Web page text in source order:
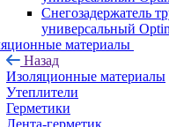
Снегозадержатель
универсальный
материалы
Назад
Изоляционные материалы
Утеплители
Герметики
Лента-герметик